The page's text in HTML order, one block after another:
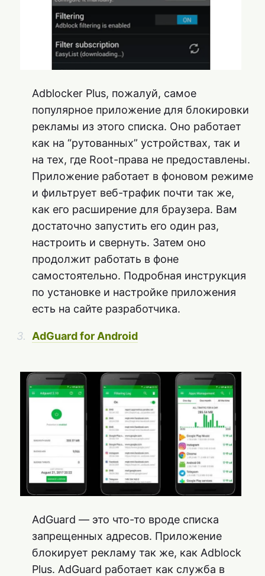
Adblocker Plus, пожалуй, самое
популярное приложение для блокировки
рекламы из этого списка. Оно работает
как на “рутованных” устройствах, так и
на тех, где Root-права не предоставлены.
Приложение работает в фоновом режиме
и фильтрует веб-трафик почти так же,
как его расширение для браузера. Вам
достаточно запустить его один раз,
настроить и свернуть. Затем оно
продолжит работать в фоне
самостоятельно. Подробная инструкция
по установке и настройке приложения
есть на сайте разработчика.
AdGuard for Android
AdGuard — это что-то вроде списка
запрещенных адресов. Приложение
блокирует рекламу так же, как Adblock
Plus. AdGuard работает как служба в